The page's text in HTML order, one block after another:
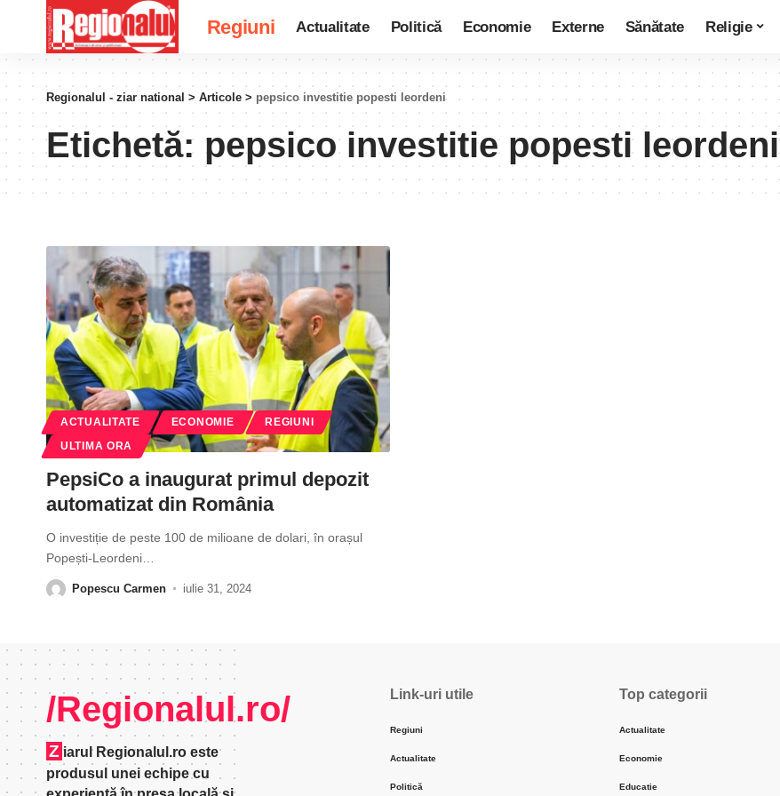
Regiuni Actualitate Politică Economie Externe Sănătate Religie
Regionalul - ziar national > Articole > pepsico investitie popesti leordeni
Etichetă: pepsico investitie popesti leordeni
ACTUALITATE ECONOMIE REGIUNI
ULTIMA ORA
PepsiCo a inaugurat primul depozit
automatizat din România
O investiție de peste 100 de milioane de dolari, în orașul
Popești-Leordeni
Popescu Carmen iulie 31, 2024
/Regionalul.ro/
Z iarul Regionalul.ro este
produsul unei echipe cu
Link-uri utile
Regiuni
Actualitate
Politică
Top categorii
Actualitate
Economie
Educatie